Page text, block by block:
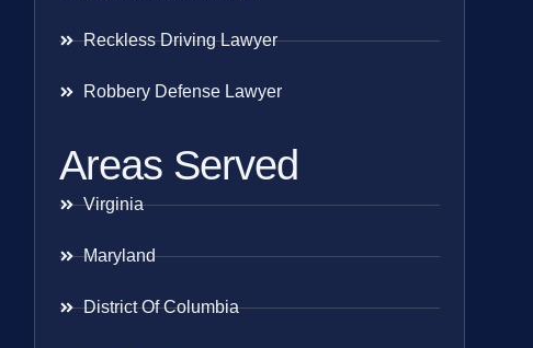
Reckless Driving Lawyer
Robbery Defense Lawyer
Areas Served
Virginia
Maryland
District Of Columbia